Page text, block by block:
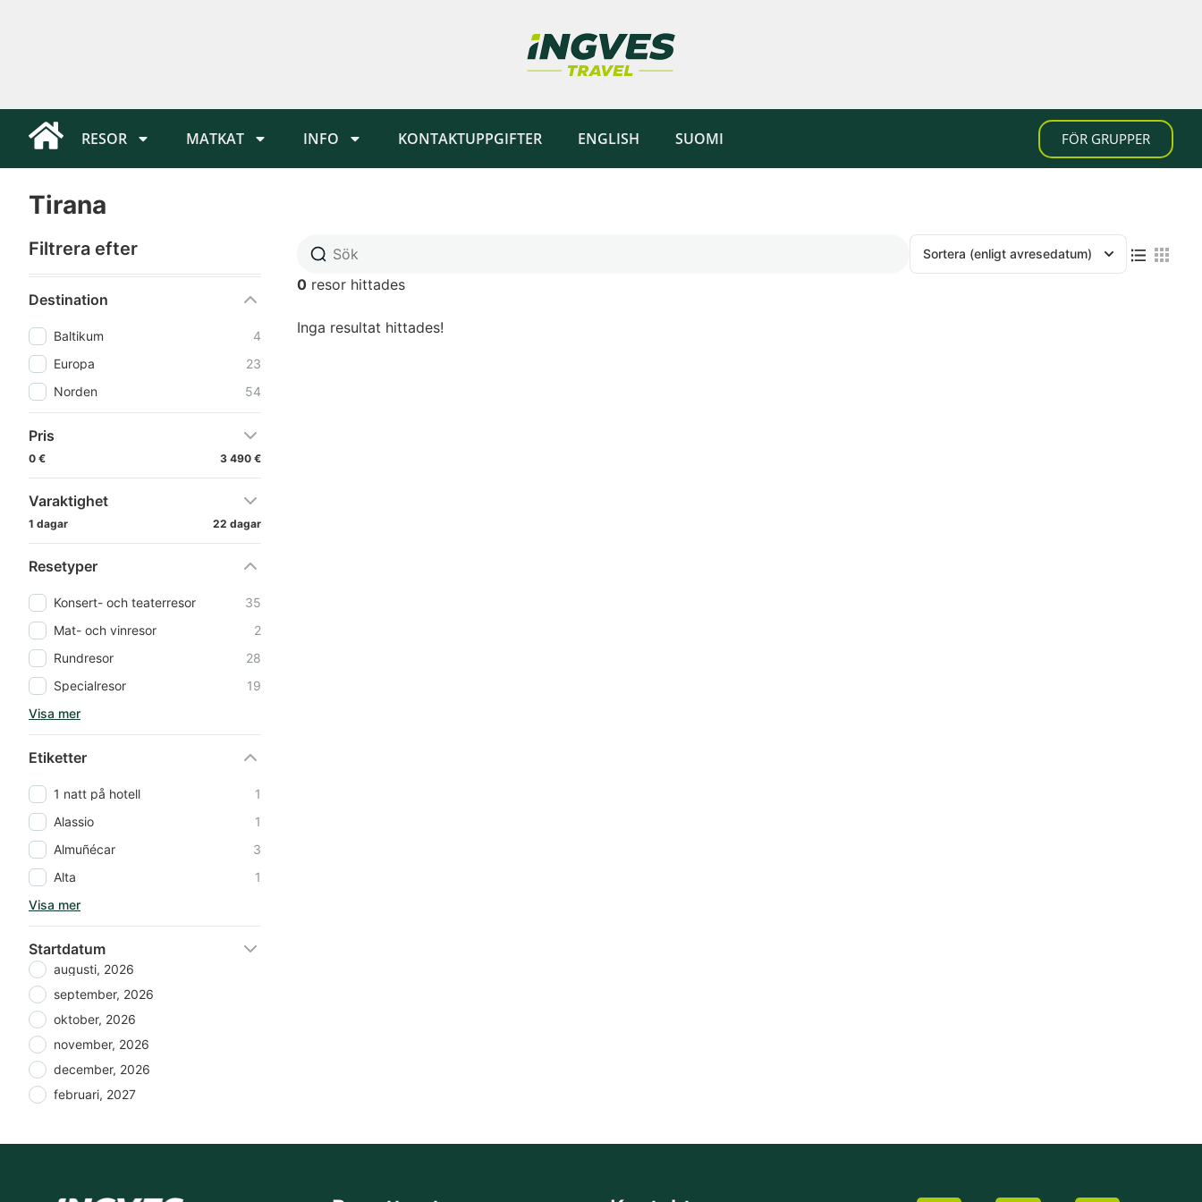
RESOR MATKAT INFO KONTAKTUPPGIFTER ENGLISH SUOMI FÖR GRUPPER
Tirana
Filtrera efter
Destination
Baltikum
4
Europa
23
Norden
54
Pris
0 € 3 490 €
Varaktighet
1 dagar 22 dagar
Resetyper
Konsert- och teaterresor
35
Mat- och vinresor
2
Rundresor
28
Specialresor
19
Visa mer
Etiketter
1 natt på hotell
1
Alassio
1
Almuñécar
3
Alta
1
Visa mer
Startdatum
augusti, 2026
september, 2026
oktober, 2026
november, 2026
december, 2026
februari, 2027
Sortera (enligt avresedatum)
0 resor hittades
Inga resultat hittades!